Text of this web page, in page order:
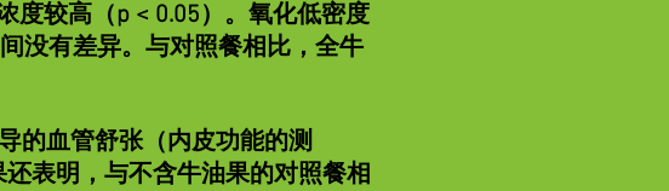
度较高（p < 0.05）。氧化低密度
没有差异。与对照餐相比，全牛
的血管舒张（内皮功能的测
表明，与不含牛油果的对照餐相